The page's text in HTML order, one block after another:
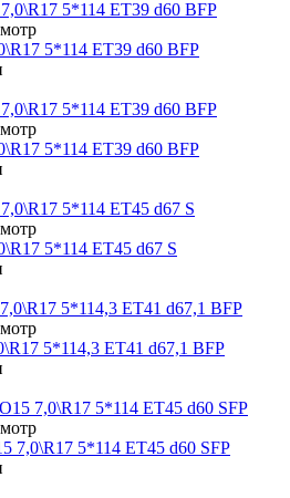
5*114 ET39 d60 BFP
5*114 ET39 d60 BFP
5*114 ET45 d67 S
5*114,3 ET41 d67,1 BFP
7,0\R17 5*114 ET45 d60 SFP